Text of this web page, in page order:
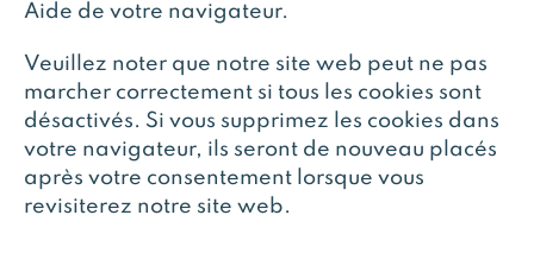
Aide de votre navigateur.
Veuillez noter que notre site web peut ne pas
marcher correctement si tous les cookies sont
désactivés. Si vous supprimez les cookies dans
votre navigateur, ils seront de nouveau placés
après votre consentement lorsque vous
revisiterez notre site web.